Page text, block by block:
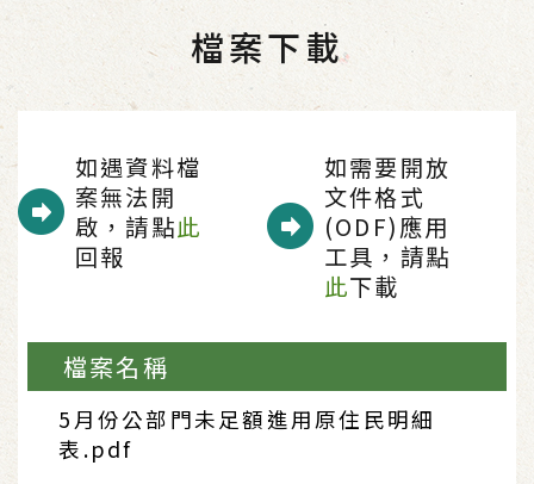
檔案下載
如遇資料檔
案無法開
啟，請點此
回報
如需要開放
文件格式
(ODF)應用
工具，請點
此下載
檔案名稱
5月份公部門未足額進用原住民明細
表.pdf